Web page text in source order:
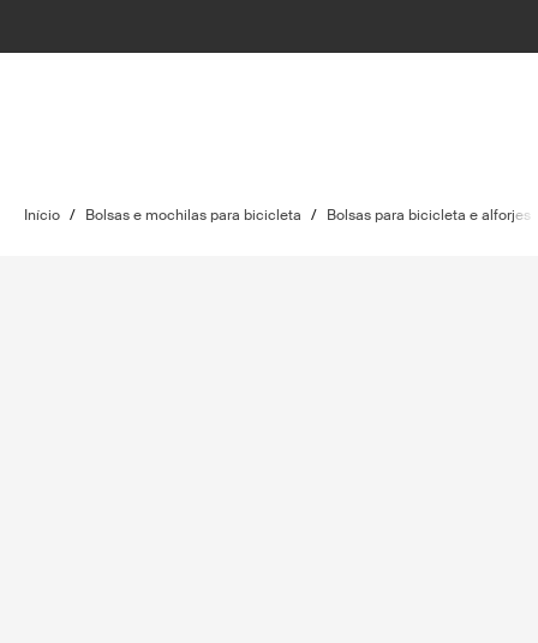
Início / Bolsas e mochilas para bicicleta / Bolsas para bicicleta e alforjes